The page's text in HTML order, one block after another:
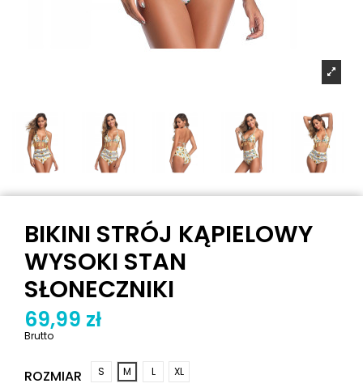
BIKINI STRÓJ KĄPIELOWY
WYSOKI STAN
SŁONECZNIKI
69,99 zł
Brutto
ROZMIAR S M L XL